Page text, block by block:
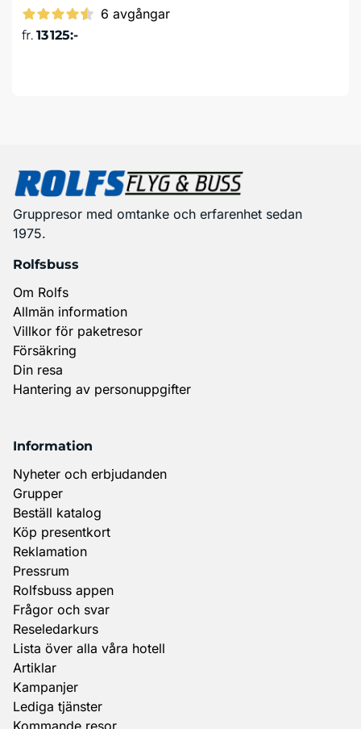
6 avgångar
fr. 13 125:-
Gruppresor med omtanke och erfarenhet sedan
1975.
Rolfsbuss
Om Rolfs
Allmän information
Villkor för paketresor
Försäkring
Din resa
Hantering av personuppgifter
Information
Nyheter och erbjudanden
Grupper
Beställ katalog
Köp presentkort
Reklamation
Pressrum
Rolfsbuss appen
Frågor och svar
Reseledarkurs
Lista över alla våra hotell
Artiklar
Kampanjer
Lediga tjänster
Kommande resor